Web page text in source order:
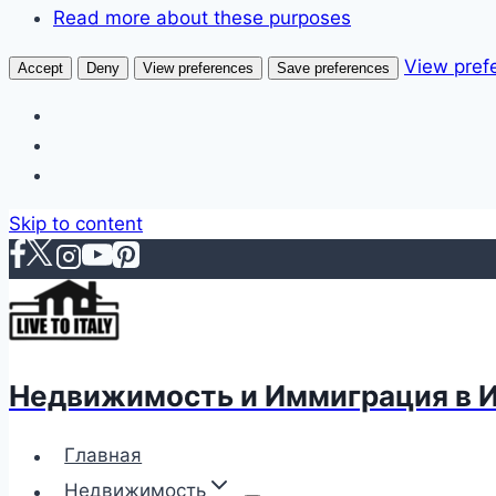
Read more about these purposes
Accept Deny View preferences Save preferences View
Skip to content
Недвижимость и Иммиграция в
Главная
Недвижимость